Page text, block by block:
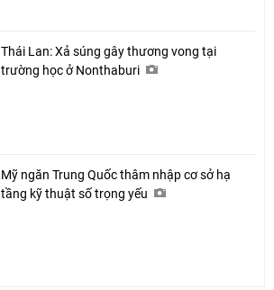
Thái Lan: Xả súng gây thương vong tại
trường học ở Nonthaburi
Mỹ ngăn Trung Quốc thâm nhập cơ sở hạ
tầng kỹ thuật số trọng yếu